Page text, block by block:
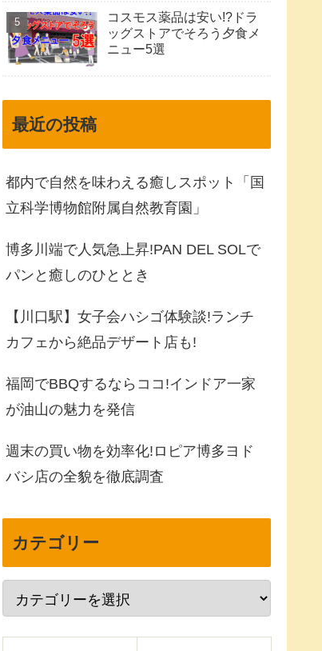
コスモス薬品は安い!?ドラ
ッグストアでそろう夕食メ
ニュー5選
最近の投稿
都内で自然を味わえる癒しスポット「国
立科学博物館附属自然教育園」
博多川端で人気急上昇!PAN DEL SOLで
パンと癒しのひととき
【川口駅】女子会ハシゴ体験談!ランチ
カフェから絶品デザート店も!
福岡でBBQするならココ!インドア一家
が油山の魅力を発信
週末の買い物を効率化!ロピア博多ヨド
バシ店の全貌を徹底調査
カテゴリー